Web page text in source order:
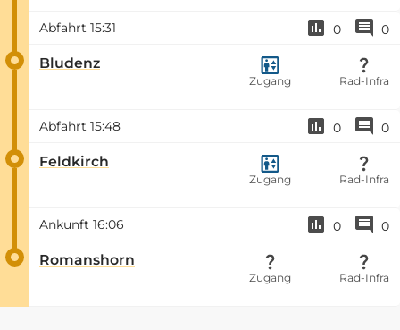
Abfahrt 15:31 0 0
Bludenz
Zugang Rad-Infra
Abfahrt 15:48 0 0
Feldkirch
Zugang Rad-Infra
Ankunft 16:06 0 0
Romanshorn
Zugang Rad-Infra